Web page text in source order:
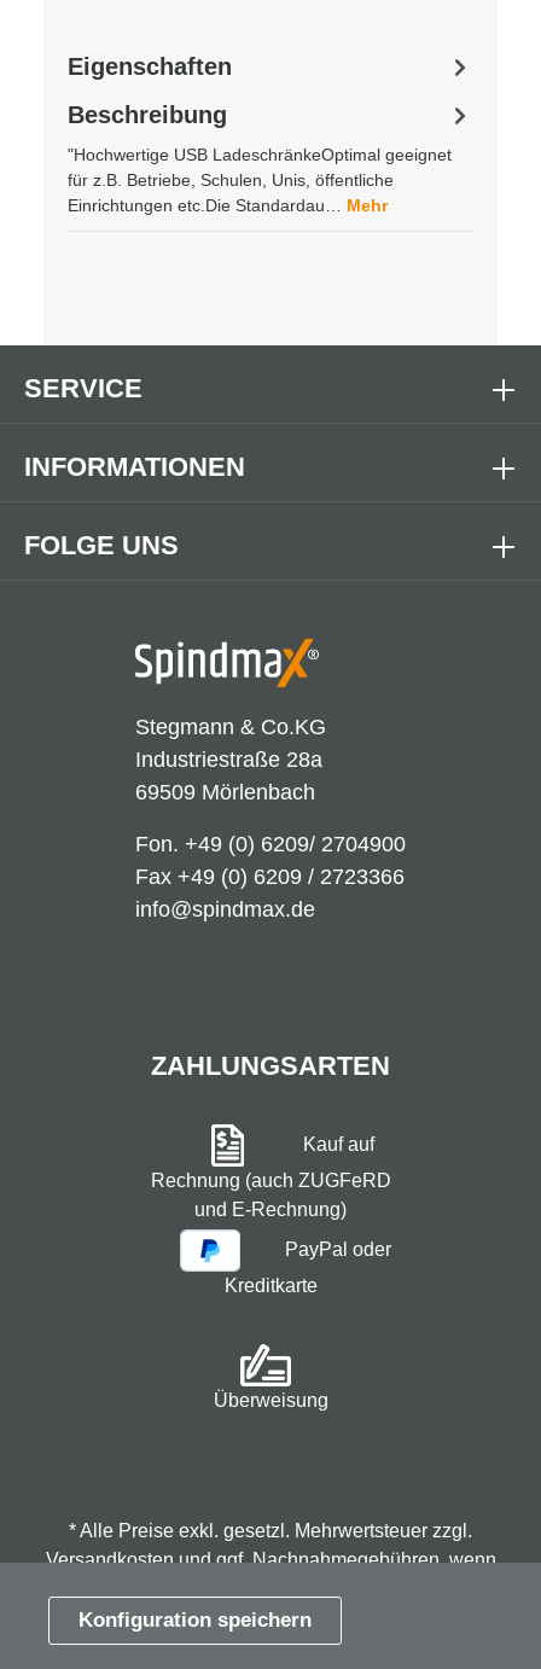
Konfiguration speichern
Beschreibung
"Hochwertige USB LadeschränkeOptimal geeignet
für z.B. Betriebe, Schulen, Unis, öffentliche
Einrichtungen etc.Die Standardau… Mehr
Eigenschaften
Stegmann & Co.KG
Industriestraße 28a
69509 Mörlenbach
Fon. +49 (0) 6209/ 2704900
Fax +49 (0) 6209 / 2723366
info@spindmax.de
FOLGE UNS
SERVICE
INFORMATIONEN
ZAHLUNGSARTEN
Kauf auf
Rechnung (auch ZUGFeRD
und E-Rechnung)
PayPal oder
Kreditkarte
Überweisung
* Alle Preise exkl. gesetzl. Mehrwertsteuer zzgl.
Versandkostenund ggf. Nachnahmegebühren, wenn